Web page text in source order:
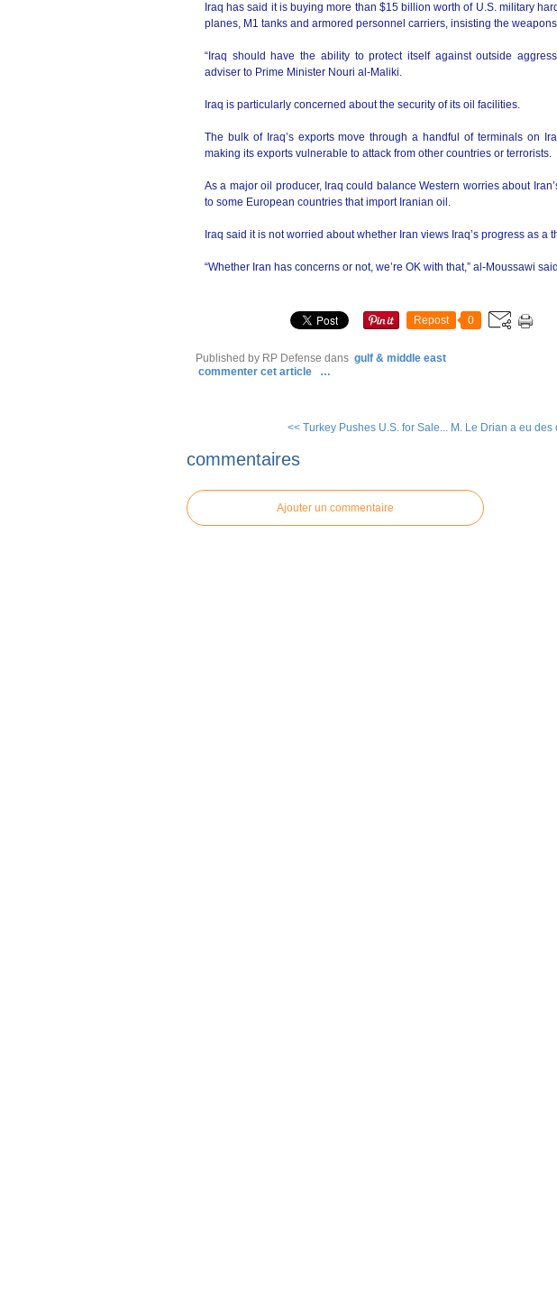
Iraq has said it is buying more than $15 billion worth of U.S. military
planes, M1 tanks and armored personnel carriers, insisting the
“Iraq should have the ability to protect itself against outside
adviser to Prime Minister Nouri al-Maliki.
Iraq is particularly concerned about the security of its oil facilities.
The bulk of Iraq’s exports move through a handful of terminals on
making its exports vulnerable to attack from other countries or terrorists.
As a major oil producer, Iraq could balance Western worries about
to some European countries that import Iranian oil.
Iraq said it is not worried about whether Iran views Iraq’s progress as a
“Whether Iran has concerns or not, we’re OK with that,” al-Moussawi
Repost 0
Published by RP Defense dans gulf & middle east
commenter cet article
…
<< Turkey Pushes U.S. for Sale... M. Le Drian a eu des
commentaires
Ajouter un commentaire